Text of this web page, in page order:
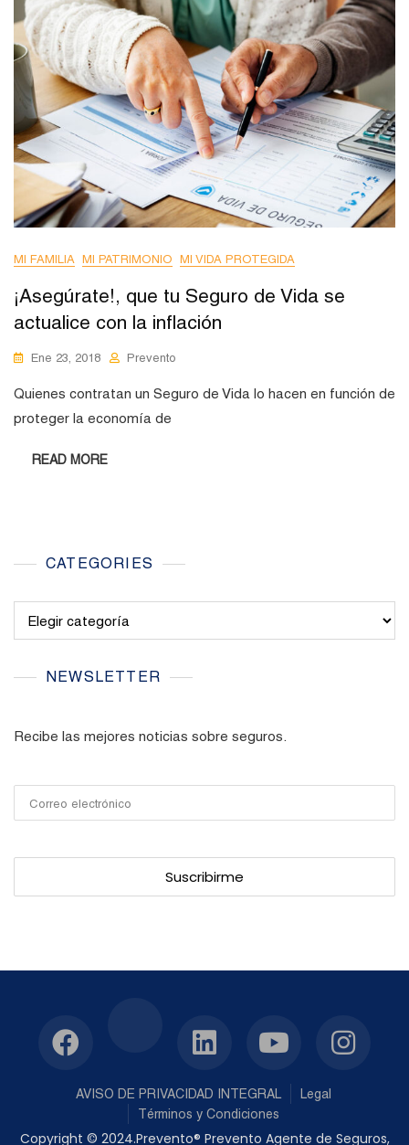
MI FAMILIA MI PATRIMONIO MI VIDA PROTEGIDA
¡Asegúrate!, que tu Seguro de Vida se
actualice con la inflación
Ene 23, 2018 Prevento
Quienes contratan un Seguro de Vida lo hacen en función de
proteger la economía de
READ MORE
CATEGORIES
NEWSLETTER
Recibe las mejores noticias sobre seguros.
AVISO DE PRIVACIDAD INTEGRAL
Legal
Términos y Condiciones
Copyright © 2024.Prevento® Prevento Agente de Seguros,